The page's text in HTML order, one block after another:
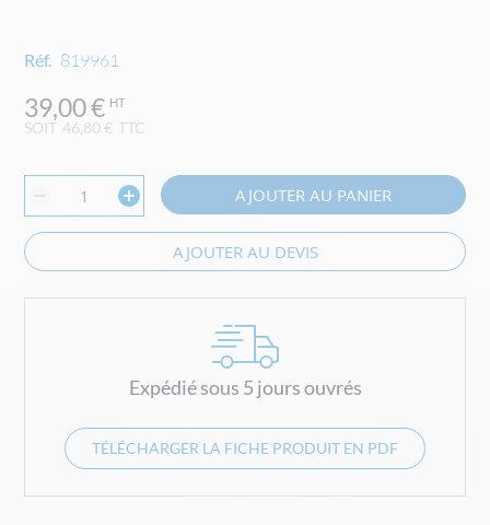
Réf. 819961
SOIT 46,80 € TTC
39,00 €
AJOUTER AU PANIER
AJOUTER AU DEVIS
Expédié sous 5 jours ouvrés
TÉLÉCHARGER LA FICHE PRODUIT EN PDF
Skip
the
beginning